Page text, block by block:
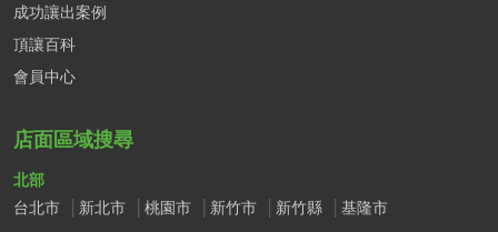
成功讓出案例
頂讓百科
會員中心
店面區域搜尋
北部
台北市
新北市 桃園市 新竹市 新竹縣
基隆市